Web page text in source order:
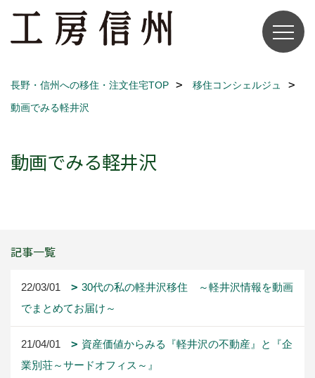
長野・信州への移住・注文住宅TOP
移住コンシェルジュ
動画でみる軽井沢
動画でみる軽井沢
記事一覧
22/03/01
30代の私の軽井沢移住 ～軽井沢情報を動画
でまとめてお届け～
21/04/01
資産価値からみる『軽井沢の不動産』と『企
業別荘～サードオフィス～』